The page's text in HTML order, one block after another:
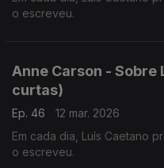
o escreveu.
Anne Carson -
curtas)
Ep. 46
12 mar. 2026
Em cada dia, Luís Caetano
o escreveu.